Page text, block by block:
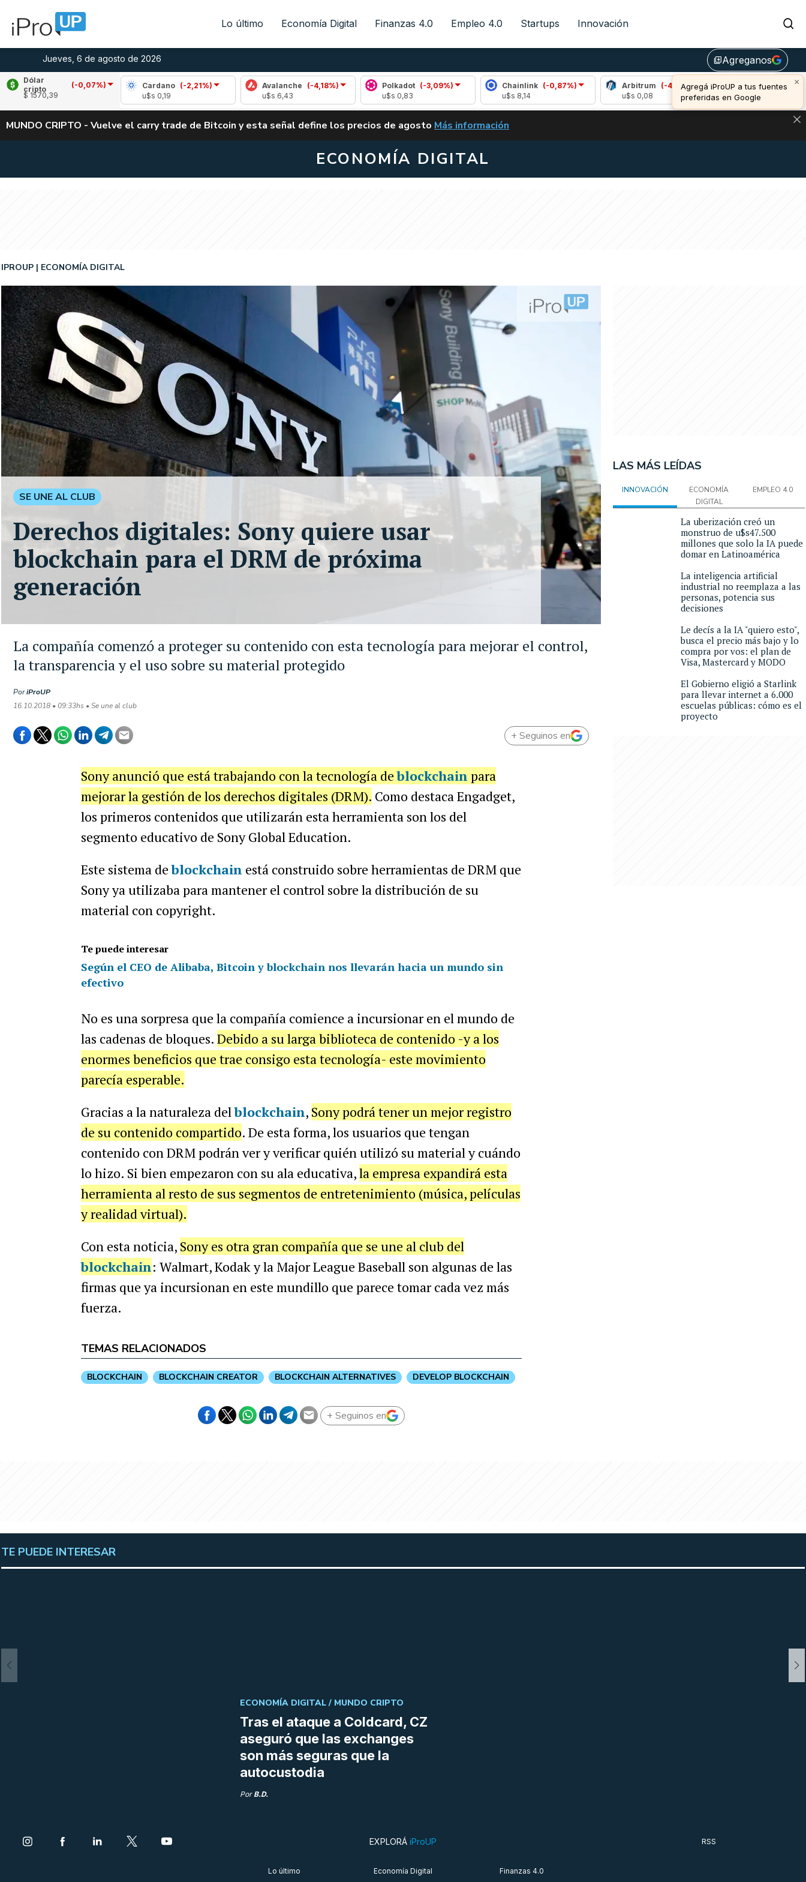
Lo último Economía Digital Finanzas 4.0 Empleo 4.0 Startups Innovación
Jueves, 6 de agosto de 2026 library_addAgreganos
×
Agregá iProUP a tus fuentes
preferidas en Google
Dólar
cripto
(-0,07%)
$ 1570,39
(-1,21%)
Cardano (-2,21%)
Avalanche
(-4,18%)
u$s 6,43
Polkadot (-3,09%)
u$s 0,83
Chainlink (-0,87%)
Arbitrum (-4,27%)
u$s 0,08
Bitcoin (0,82%)
u$s 64.588,00
ALERTA
MUNDO CRIPTO - Vuelve el carry trade de Bitcoin y esta señal define los precios de agosto VUELVE EL CARRY TRADE DE BITCOIN Y ESTA SEÑAL DEFINE LOS PRECIOS DE
Más información
ECONOMÍA DIGITAL
La compañía comenzó a proteger su contenido con esta tecnología para mejorar el control,
la transparencia y el uso sobre su material protegido
IPROUP ECONOMÍA DIGITAL
PoriProUP
16.10.2018 • 09:33hs • Se une al club
SE UNE AL CLUB
Derechos digitales: Sony quiere usar
blockchain para el DRM de próxima
generación
+ Seguinos en
Sony anunció que está trabajando con la tecnología deblockchain para
mejorar la gestión de los derechos digitales (DRM). Como destaca Engadget,
los primeros contenidos que utilizarán esta herramienta son los del
segmento educativo de Sony Global Education.
Este sistema deblockchain está construido sobre herramientas de DRM que
Sony ya utilizaba para mantener el control sobre la distribución de su
material con copyright.
Te puede interesar
Según el CEO de Alibaba, Bitcoin y blockchain nos llevarán hacia un mundo sin
efectivo
No es una sorpresa que la compañía comience a incursionar en el mundo de
las cadenas de bloques. Debido a su larga biblioteca de contenido -y a los
enormes beneficios que trae consigo esta tecnología- este movimiento
parecía esperable.
Gracias a la naturaleza delblockchain, Sony podrá tener un mejor registro
de su contenido compartido. De esta forma, los usuarios que tengan
contenido con DRM podrán ver y verificar quién utilizó su material y cuándo
lo hizo. Si bien empezaron con su ala educativa,la empresa expandirá esta
herramienta al resto de sus segmentos de entretenimiento (música, películas
y realidad virtual).
Con esta noticia, Sony es otra gran compañía que se une al club del
blockchain: Walmart, Kodak y la Major League Baseball son algunas de las
firmas que ya incursionan en este mundillo que parece tomar cada vez más
fuerza.
TEMAS RELACIONADOS
BLOCKCHAIN BLOCKCHAIN CREATOR BLOCKCHAIN ALTERNATIVES DEVELOP BLOCKCHAIN
+ Seguinos en
LAS MÁS LEÍDAS
INNOVACIÓN
ECONOMÍA
DIGITAL
EMPLEO 4.0
La uberización creó un
monstruo de u$s47.500
millones que solo la IA puede
domar en Latinoamérica
La inteligencia artificial
industrial no reemplaza a las
personas, potencia sus
decisiones
Le decís a la IA "quiero esto",
busca el precio más bajo y lo
compra por vos: el plan de
Visa, Mastercard y MODO
El Gobierno eligió a Starlink
para llevar internet a 6.000
escuelas públicas: cómo es el
proyecto
TE PUEDE INTERESAR
Tras el ataque a Coldcard, CZ
aseguró que las exchanges
son más seguras que la
autocustodia
ECONOMÍA DIGITAL / MUNDO CRIPTO
Por B.D.
EXPLORÁ iProUP
Lo último Economía Digital Finanzas 4.0
RSS